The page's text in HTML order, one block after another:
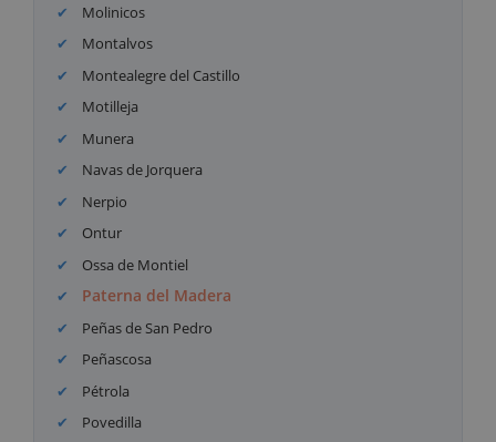
Molinicos
Montalvos
Montealegre del Castillo
Motilleja
Munera
Navas de Jorquera
Nerpio
Ontur
Ossa de Montiel
Paterna del Madera
Peñas de San Pedro
Peñascosa
Pétrola
Povedilla